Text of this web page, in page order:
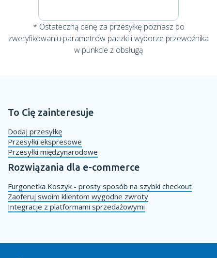
* Ostateczną cenę za przesyłkę poznasz po
zweryfikowaniu parametrów paczki i wyborze przewoźnika
w punkcie z obsługą
To Cię zainteresuje
Dodaj przesyłkę
Przesyłki ekspresowe
Przesyłki międzynarodowe
Rozwiązania dla e-commerce
Furgonetka Koszyk - prosty sposób na szybki checkout
Zaoferuj swoim klientom wygodne zwroty
Integracje z platformami sprzedażowymi